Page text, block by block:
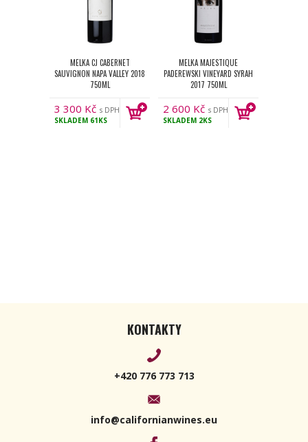
MELKA CJ CABERNET
SAUVIGNON NAPA VALLEY 2018
750ML
3 300 Kč s DPH
SKLADEM 61KS
MELKA MAJESTIQUE
PADEREWSKI VINEYARD SYRAH
2017 750ML
2 600 Kč s DPH
SKLADEM 2KS
KONTAKTY
+420 776 773 713
info@californianwines.eu